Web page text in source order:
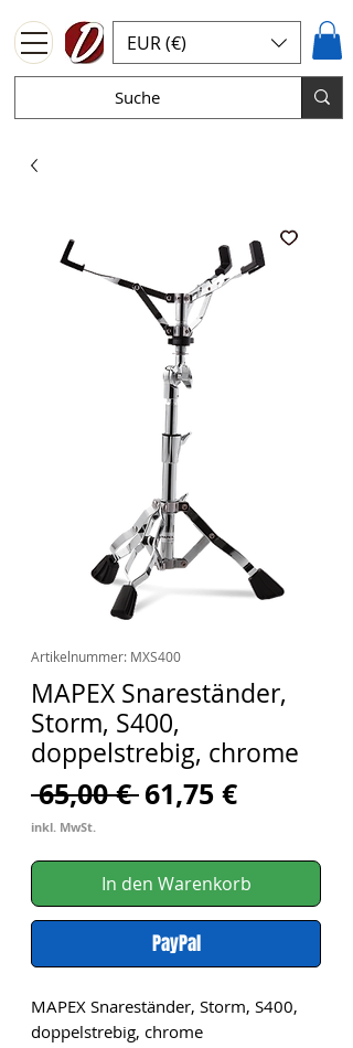
EUR (€)
Artikelnummer: MXS400
MAPEX Snareständer,
Storm, S400,
doppelstrebig, chrome
65,00 € Standardpreis
61,75 €Sale-
inkl. MwSt.
In den Warenkorb
PayPal
MAPEX Snareständer, Storm, S400,
doppelstrebig, chrome